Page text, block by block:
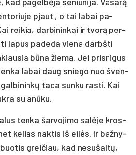
kad pa­gel­bė­ja se­niū­ni­ja. Va­sa­rą
pjau­ti, o tai la­bai pa­
rei­kia, dar­bi­nin­kai ir tvo­rą per­
la­pus pa­de­da vie­na darbš­ti
bū­na žie­mą. Jei pri­sni­gus
la­bai daug snie­go nuo šven­
ta­da sun­ku ras­ti. Kai
su anū­ku.
ten­ka šar­vo­ji­mo sa­lė­je kros­
ke­lias nak­tis iš ei­lės. Ir baž­ny­
grei­čiau, kad ne­su­šal­tų,